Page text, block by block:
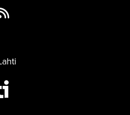
Instagramissa
Twitterissä
Lahti YouTubessa
Lahti RSS-feed